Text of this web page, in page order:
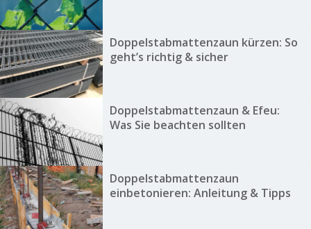
Doppelstabmattenzaun kürzen: So
geht’s richtig & sicher
Doppelstabmattenzaun & Efeu:
Was Sie beachten sollten
Doppelstabmattenzaun
einbetonieren: Anleitung & Tipps